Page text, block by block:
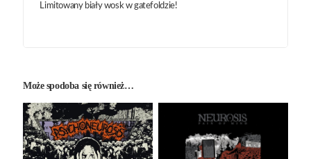
Limitowany biały wosk w gatefoldzie!
Może spodoba się również…